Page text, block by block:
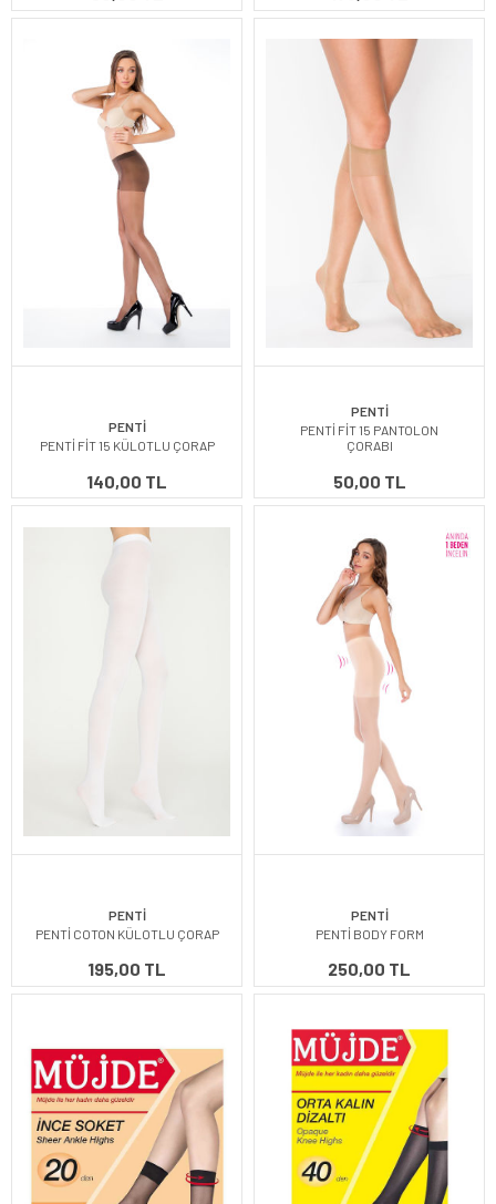
PENTİ
PENTİ FİT 15 KÜLOTLU ÇORAP
140,00 TL
PENTİ
PENTİ FİT 15 PANTOLON
ÇORABI
50,00 TL
PENTİ
PENTİ COTON KÜLOTLU ÇORAP
195,00 TL
PENTİ
PENTİ BODY FORM
250,00 TL